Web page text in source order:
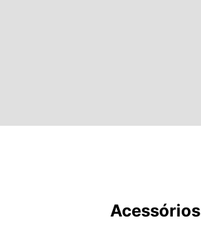
Acessórios